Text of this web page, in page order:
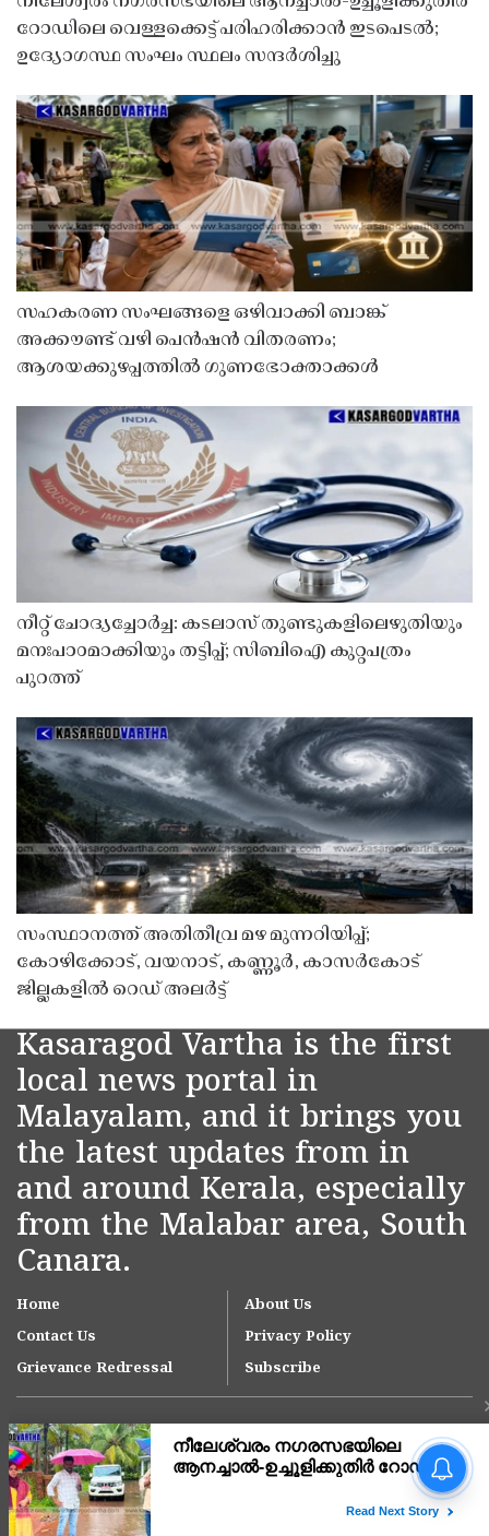
റോഡിലെ വെള്ളക്കെട്ട് പരിഹരിക്കാൻ ഇടപെടൽ;
ഉദ്യോഗസ്ഥ സംഘം സ്ഥലം സന്ദർശിച്ചു
സഹകരണ സംഘങ്ങളെ ഒഴിവാക്കി ബാങ്ക്
അക്കൗണ്ട് വഴി പെൻഷൻ വിതരണം;
ആശയക്കുഴപ്പത്തിൽ ഗുണഭോക്താക്കൾ
നീറ്റ് ചോദ്യച്ചോർച്ച: കടലാസ് തുണ്ടുകളിലെഴുതിയും
മനഃപാഠമാക്കിയും തട്ടിപ്പ്; സിബിഐ കുറ്റപത്രം
പുറത്ത്
സംസ്ഥാനത്ത് അതിതീവ്ര മഴ മുന്നറിയിപ്പ്;
കോഴിക്കോട്, വയനാട്, കണ്ണൂർ, കാസർകോട്
ജില്ലകളിൽ റെഡ് അലർട്ട്
Kasaragod Vartha is the first
local news portal in
Malayalam, and it brings you
the latest updates from in
and around Kerala, especially
from the Malabar area, South
Canara.
Home
About Us
Contact Us
Privacy Policy
Grievance Redressal
Subscribe